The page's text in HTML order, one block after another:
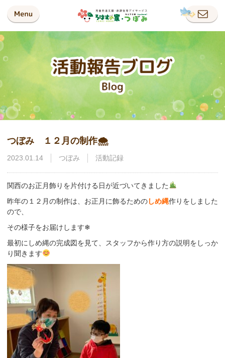
つぼみ １２月の制作🌨
2023.01.14 つぼみ 活動記録
関西のお正月飾りを片付ける日が近づいてきました
昨年の１２月の制作は、お正月に飾るためのしめ縄作りをしました
ので、
その様子をお届けします❄
最初にしめ縄の完成図を見て、スタッフから作り方の説明をしっか
り聞きます